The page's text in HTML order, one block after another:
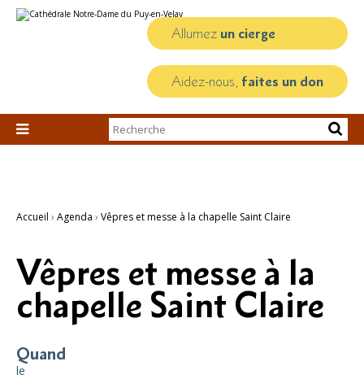
au
personnels
Allumez un cierge
Aidez-nous, faites un don

Chercher par
Recherche
Accueil › Agenda › Vêpres et messe à la chapelle Saint Claire
Vêpres et messe à la
chapelle Saint Claire
Quand
le